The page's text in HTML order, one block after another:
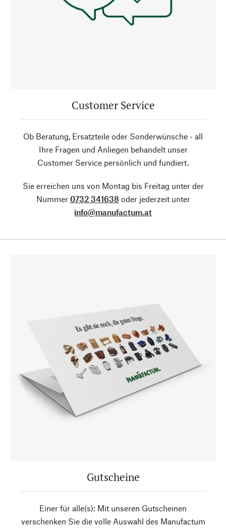
Customer Service
Ob Beratung, Ersatzteile oder Sonderwünsche - all
Ihre Fragen und Anliegen behandelt unser
Customer Service persönlich und fundiert.
Sie erreichen uns von Montag bis Freitag unter der
Nummer 0732 341638 oder jederzeit unter
info@manufactum.at
Gutscheine
Einer für alle(s): Mit unseren Gutscheinen
verschenken Sie die volle Auswahl des Manufactum